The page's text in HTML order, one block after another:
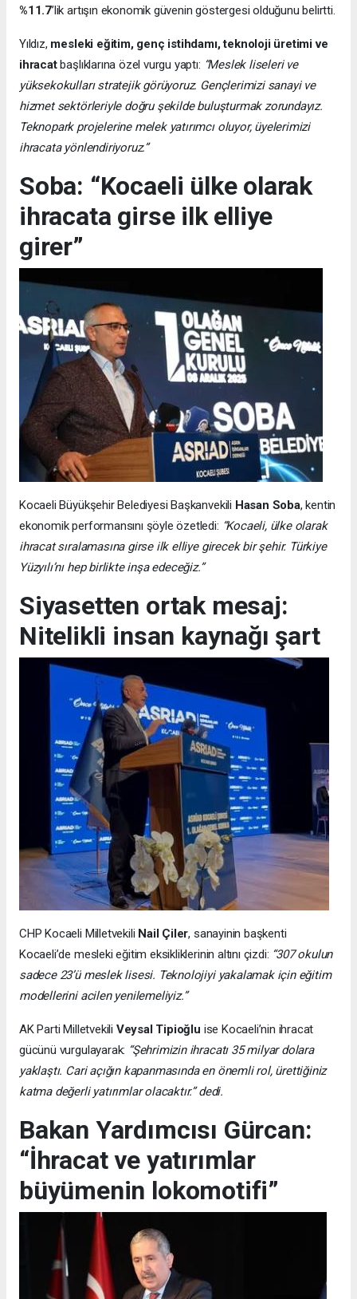
%11.7’lik artışın ekonomik güvenin göstergesi olduğunu belirtti.
Yıldız, mesleki eğitim, genç istihdamı, teknoloji üretimi ve
ihracatbaşlıklarına özel vurgu yaptı: “Meslek liseleri ve
yüksekokulları stratejik görüyoruz. Gençlerimizi sanayi ve
hizmet sektörleriyle doğru şekilde buluşturmak zorundayız.
Teknopark projelerine melek yatırımcı oluyor, üyelerimizi
ihracata yönlendiriyoruz.”
Soba: “Kocaeli ülke olarak
ihracata girse ilk elliye
girer”
Kocaeli Büyükşehir Belediyesi Başkanvekili Hasan Soba, kentin
ekonomik performansını şöyle özetledi: “Kocaeli, ülke olarak
ihracat sıralamasına girse ilk elliye girecek bir şehir. Türkiye
Yüzyılı’nı hep birlikte inşa edeceğiz.”
Siyasetten ortak mesaj:
Nitelikli insan kaynağı şart
CHP Kocaeli Milletvekili Nail Çiler, sanayinin başkenti
Kocaeli’de mesleki eğitim eksikliklerinin altını çizdi: “307 okulun
sadece 23’ü meslek lisesi. Teknolojiyi yakalamak için eğitim
modellerini acilen yenilemeliyiz.”
AK Parti Milletvekili Veysal Tipioğlu ise Kocaeli’nin ihracat
gücünü vurgulayarak: “Şehrimizin ihracatı 35 milyar dolara
yaklaştı. Cari açığın kapanmasında en önemli rol, ürettiğiniz
katma değerli yatırımlar olacaktır.” dedi.
Bakan Yardımcısı Gürcan:
“İhracat ve yatırımlar
büyümenin lokomotifi”